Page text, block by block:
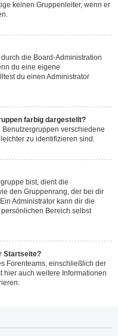
keinen Gruppenleiter, wenn er
die Board-Administration
du eine eigene
du einen Administrator
farbig dargestellt?
verschiedene
zu identifizieren sind.
bist, dient die
den Gruppenrang, der bei dir
Administrator kann dir die
Bereich selbst
Startseite?
Forenteams, einschließlich der
hier auch weitere Informationen